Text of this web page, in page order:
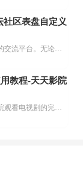
社区表盘自定义
米坛社区是专为钟表爱好者打造的交流平台。无论你是初涉钟表领域的普通爱好者，还是拥有多年收藏经验的资深玩家，都能在此找到属于自己的天地。 无需注册，就能轻松参与其中。通过专业的讨论论坛与丰富的交互功能，你可与世界各地的钟表爱好者畅快交流。若你钟情于钟表，米坛社区无疑是值得一试的理想之选。在这里，你能获取最新的手表资讯，交流见解，提升鉴赏品味，让每一块手表都成为收藏故事中重要的一部分。感兴趣的朋友，不要错过下载机会。...
教程-天天影院
不少影视爱好者都在探寻天天影院观看电视剧的完整方法，结合最新平台使用规则，本篇新手入门攻略全面讲解观看渠道、检索流程、播放设置以及画面模式调整等实用内容。全文适配手机、电脑等主流设备，步骤简洁易懂，无论是初次使用的新手，还是想要优化观影体验的用户，都能参照内容快速上手，熟练掌握平台各项操作技巧，轻松畅享影视内容。...